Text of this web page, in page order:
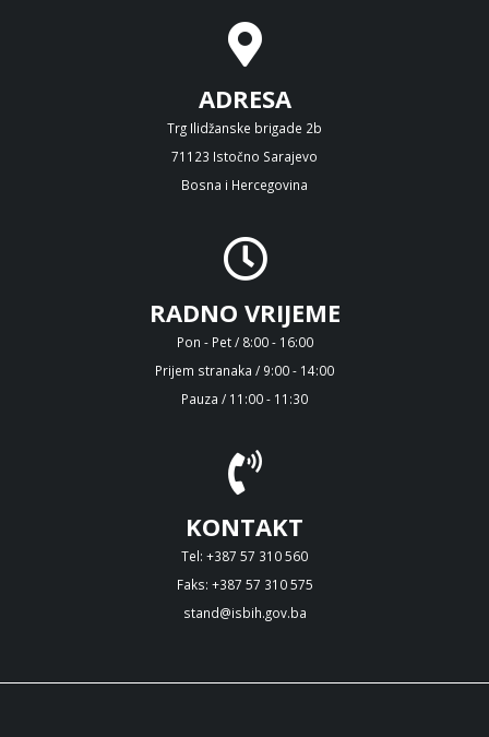
ADRESA
Trg Ilidžanske brigade 2b
71123 Istočno Sarajevo
Bosna i Hercegovina
RADNO VRIJEME
Pon - Pet / 8:00 - 16:00
Prijem stranaka / 9:00 - 14:00
Pauza / 11:00 - 11:30
KONTAKT
Tel: +387 57 310 560
Faks: +387 57 310 575
stand@isbih.gov.ba